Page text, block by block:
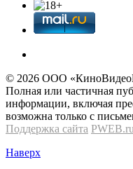
© 2026 OOО
Полная или частичная
информации, включая
возможна только с
Поддержка сайта PWEB.ru
Наверх